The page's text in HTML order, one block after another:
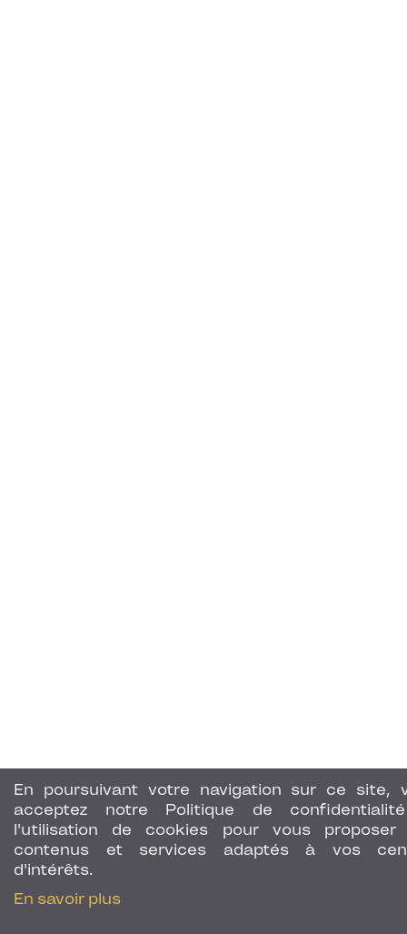
En poursuivant votre navigation sur ce site,
acceptez notre Politique de
l'utilisation de cookies pour vous proposer
contenus et services adaptés à vos
d'intérêts.
En savoir plus